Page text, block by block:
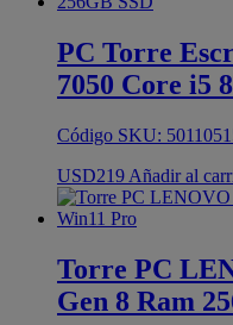
PC Torre
7050 Core i5
Código SKU:
USD219 Añadir al
Torre PC
Gen 8 Ram